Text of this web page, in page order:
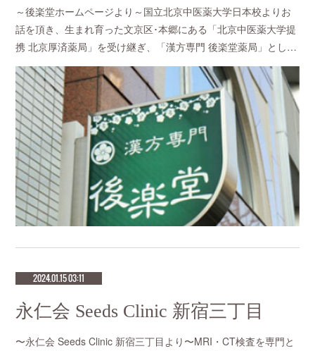
～後楽堂ホームページより～国立北京中医薬大学日本校よりお
話を頂き、生まれ育った文京区･本郷にある「北京中医薬大学提
携 北京厚済薬局」を受け継ぎ、「漢方専門 後楽堂薬局」とし…
2024.01.15 03:11
永仁会 Seeds Clinic 新宿三丁目
〜永仁会 Seeds Clinic 新宿三丁目より〜MRI・CT検査を専門と